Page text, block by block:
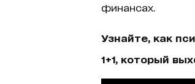
финансах.
Узнайте, как
1+1, который